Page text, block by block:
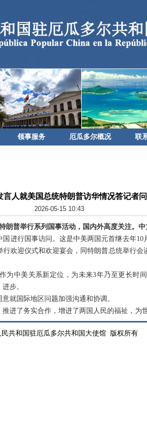
领事服务 厄瓜多尔概况 联
言人就美国总统特朗普访华情况答记者问
2026-05-15 10:43
朗普举行系列国事活动，国内外高度关注。
进行国事访问。这是中美两国元首继去年
欢迎仪式和欢迎宴会，同特朗普总统举行
为中美关系新定位，为未来3年乃至更长时
步。
就国际地区问题加强沟通和协调。
进了务实合作，增进了两国人民的福祉，为
民共和国驻厄瓜多尔共和国大使馆 版权所有